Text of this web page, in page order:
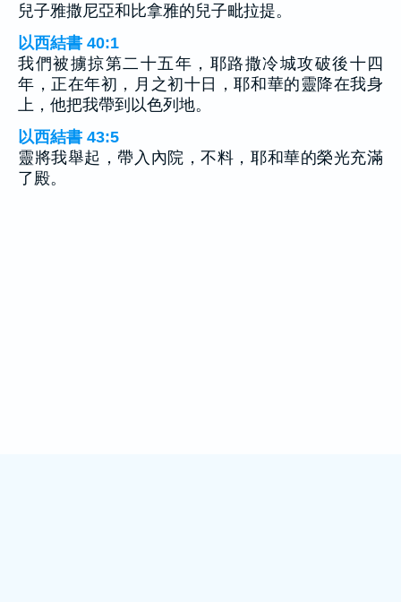
兒子雅撒尼亞和比拿雅的兒子毗拉提。
以西結書 40:1
我們被擄掠第二十五年，耶路撒冷城攻破後十四
年，正在年初，月之初十日，耶和華的靈降在我身
上，他把我帶到以色列地。
以西結書 43:5
靈將我舉起，帶入內院，不料，耶和華的榮光充滿
了殿。